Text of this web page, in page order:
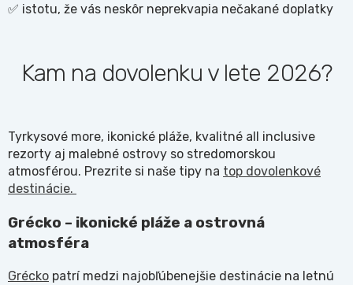
✅ istotu, že vás neskôr neprekvapia nečakané doplatky
Kam na dovolenku v lete 2026?
Tyrkysové more, ikonické pláže, kvalitné all inclusive
rezorty aj malebné ostrovy so stredomorskou
atmosférou. Prezrite si naše tipy na top dovolenkové
destinácie.
Grécko – ikonické pláže a ostrovná
atmosféra
Grécko patrí medzi najobľúbenejšie destinácie na letnú